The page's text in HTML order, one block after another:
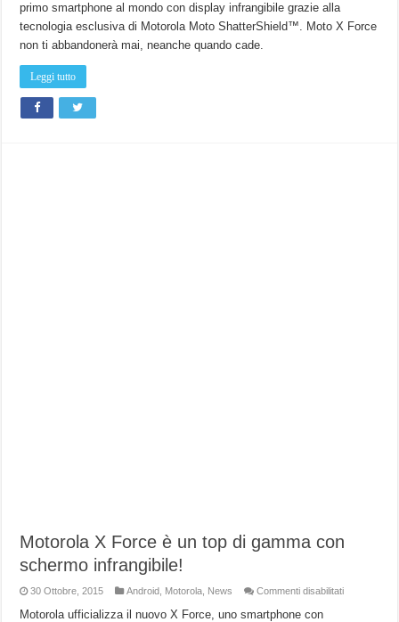
Italia
primo smartphone al mondo con display infrangibile grazie alla
tecnologia esclusiva di Motorola Moto ShatterShield™. Moto X Force
non ti abbandonerà mai, neanche quando cade.
Leggi tutto
Motorola X Force è un top di gamma con
schermo infrangibile!
30 Ottobre, 2015 Android Motorola News Commenti disabilitatisu
Motorola ufficializza il nuovo X Force, uno smartphone con